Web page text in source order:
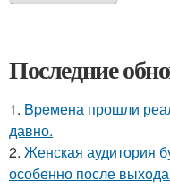
Последние
1. Bpeмена прошли
давно.
2. Женская аудитория
особенно после